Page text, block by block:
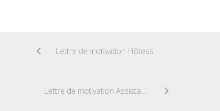
Lettre de motivation Hôtesse d’acceuil
Lettre de motivation Assistant Ressources Humaines